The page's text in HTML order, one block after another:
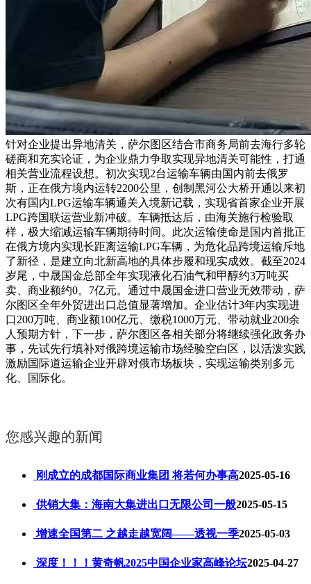
针对企业提出异地清关，萨尔图区结合市商务局前去海行多轮
磋商和充实论证，为企业鼎力争取实现异地清关可能性，打通
相关营业流程设想。初次实现2台运输车辆由国内前去俄罗
斯，正在俄方境内运转2200公里，创制黑河公大桥开通以来初
次有国内LPG运输车辆通关入境新记载，实现省首家企业开展
LPG跨国联运营业新冲破。车辆抵达后，由海关施行检验取
样，极大缩减运输车辆期待时间。此次运输使命是国内首批正
在俄方境内实现长距离运输LPG车辆，为危化品跨境运输斥地
了新径，是建立向北新高地的具体步履和现实成效。截至2024
岁尾，中晟国金总部全年实现液化石油气和甲醇约3万吨买
卖、商业额约0。7亿元。通过中晟国金进口营业无效带动，萨
尔图区全年外贸进出口总值显著增加。企业估计3年内实现进
口200万吨、商业额100亿元、缴税1000万元、带动就业200余
人预期方针，下一步，萨尔图区各相关部分将继续强化政务办
事，先试先行填补对俄跨境运输市场经验空白区，以活泼实践
激励国际道运输企业开辟对俄市场板块，实现运输类别多元
化、国际化。
您感兴趣的新闻
刚成立的成都国际商业集团 将若何办事高2025-05-16
供销大集：海南大集进出口无限公司一般2025-05-15
增速全国第二 之越走越宽阔——透视一季2025-05-03
深度！！！黄奇帆2025中国企业家高峰论坛2025-04-27